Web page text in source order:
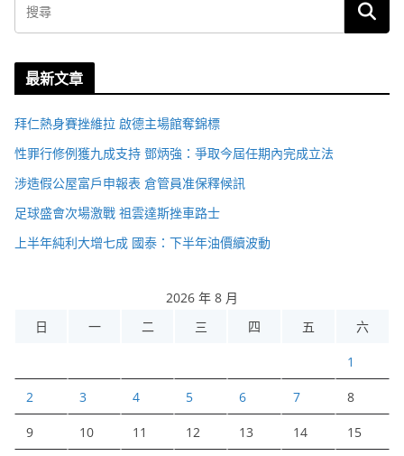
最新文章
拜仁熱身賽挫維拉 啟德主場館奪錦標
性罪行修例獲九成支持 鄧炳強：爭取今屆任期內完成立法
涉造假公屋富戶申報表 倉管員准保釋候訊
足球盛會次場激戰 祖雲達斯挫車路士
上半年純利大增七成 國泰：下半年油價續波動
2026 年 8 月
日
一 二 三 四 五 六
1
2 3 4 5 6 7 8
9 10 11 12 13 14 15